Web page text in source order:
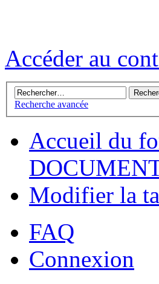
Accéder au
Recherche avancée
Accueil du
Modifier la
FAQ
Connexion